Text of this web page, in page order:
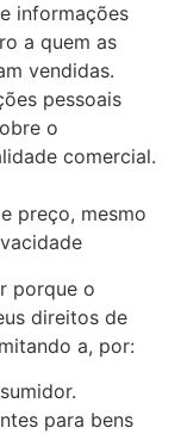
informações
a quem as
vendidas.
pessoais
o
comercial.
preço, mesmo
porque o
direitos de
a, por:
para bens